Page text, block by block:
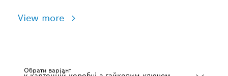
View more
Обрати варіант